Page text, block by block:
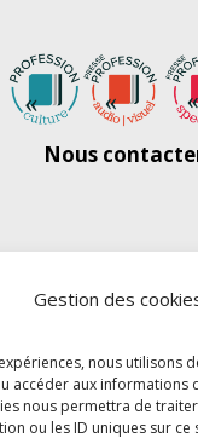
Gestion des
nous utilisons
accéder aux informations
nous permettra de
ou les ID uniques sur ce
Nous